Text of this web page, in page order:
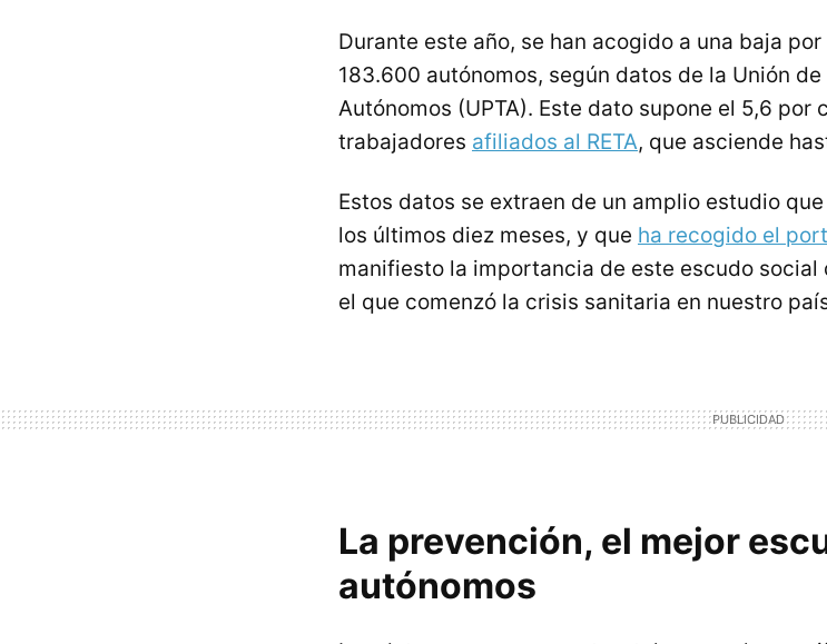
Durante este año, se han acogido a una baja
183.600 autónomos, según datos de la Unión
Autónomos (UPTA). Este dato supone el 5,6 por
trabajadores afiliados al RETA, que asciende
Estos datos se extraen de un amplio estudio
los últimos diez meses, y que ha recogido el
manifiesto la importancia de este escudo social
el que comenzó la crisis sanitaria en nuestro
La prevención, el mejor
autónomos